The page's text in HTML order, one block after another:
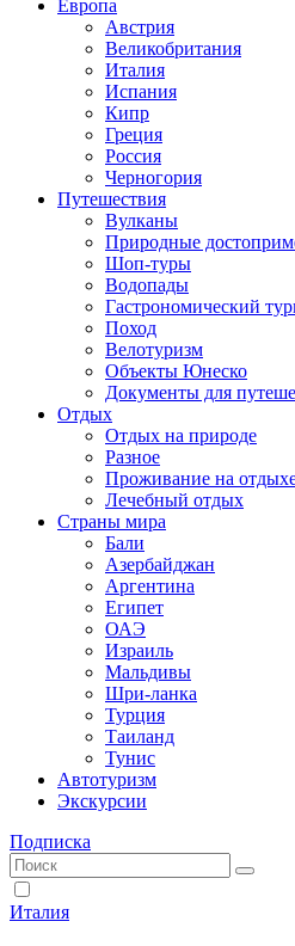
Европа
Австрия
Великобритания
Италия
Испания
Кипр
Греция
Россия
Черногория
Путешествия
Вулканы
Природные
Шоп-туры
Водопады
Гастрономический
Поход
Велотуризм
Объекты Юнеско
Документы для
Отдых
Отдых на природе
Разное
Проживание на
Лечебный отдых
Страны мира
Бали
Азербайджан
Аргентина
Египет
ОАЭ
Израиль
Мальдивы
Шри-ланка
Турция
Таиланд
Тунис
Автотуризм
Экскурсии
Подписка
Италия